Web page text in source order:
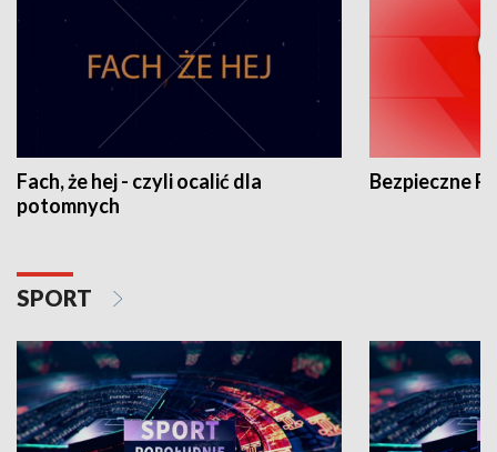
Fach, że hej - czyli ocalić dla
potomnych
Bezpieczne
SPORT